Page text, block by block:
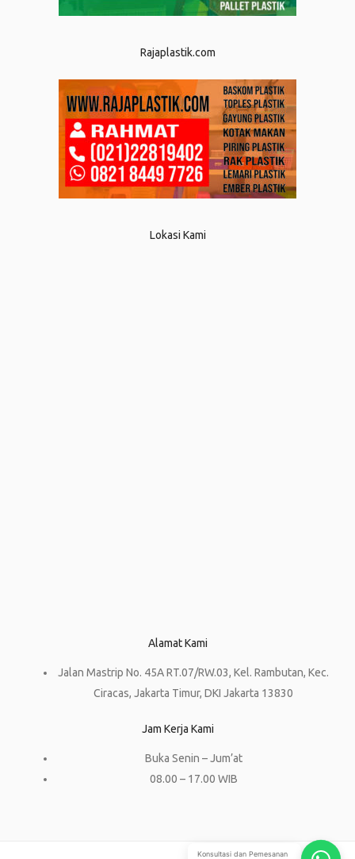
Rajaplastik.com
Lokasi Kami
Alamat Kami
Jalan Mastrip No. 45A RT.07/RW.03, Kel. Rambutan, Kec.
Ciracas, Jakarta Timur, DKI Jakarta 13830
Jam Kerja Kami
Buka Senin – Jum’at
08.00 – 17.00 WIB
Konsultasi dan Pemesanan